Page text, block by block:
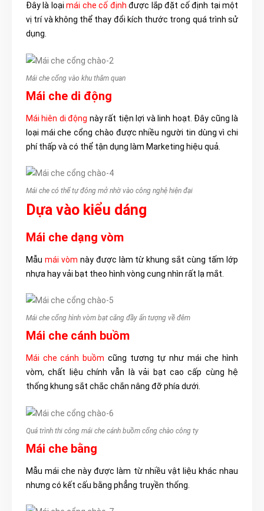
Đây là loạimái che cố định được lắp đặt cố định tại một
vị trí và không thể thay đổi kích thước trong quá trình sử
dụng.
Mái che cổng vào khu thăm quan
Mái che di động
Mái hiên di động này rất tiện lợi và linh hoạt. Đây cũng là
loại mái che cổng chào được nhiều người tin dùng vì chi
phí thấp và có thể tận dụng làm Marketing hiệu quả.
Mái che có thể tự đóng mở nhờ vào công nghệ hiện đại
Dựa vào kiểu dáng
Mái che dạng vòm
Mẫu mái vòm này được làm từ khung sắt cùng tấm lớp
nhựa hay vải bạt theo hình vòng cung nhìn rất lạ mắt.
Mái che cổng hình vòm bạt căng đầy ấn tượng về đêm
Mái che cánh buồm
Mái che cánh buồm cũng tương tự như mái che hình
vòm, chất liệu chính vẫn là vải bạt cao cấp cùng hệ
thống khung sắt chắc chắn nâng đỡ phía dưới.
Quá trình thi công mái che cánh buồm cổng chào công ty
Mái che bằng
Mẫu mái che này được làm từ nhiều vật liệu khác nhau
nhưng có kết cấu bằng phẳng truyền thống.